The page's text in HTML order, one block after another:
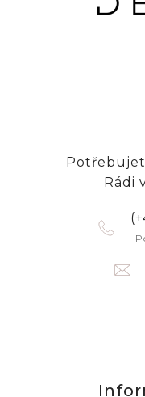
Rádi